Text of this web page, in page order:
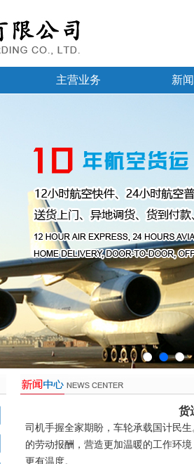
主营业务 新
货
司机手握全家期盼，车轮承载国计民
的劳动报酬，营造更加温暖的工作环
更有温度。